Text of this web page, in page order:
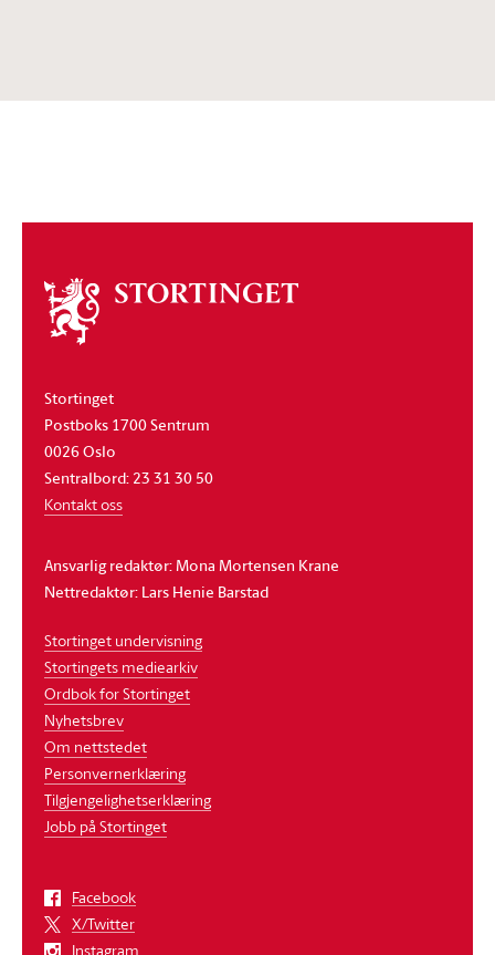
Om
stortinget
Stortinget
Postboks 1700 Sentrum
0026 Oslo
Sentralbord: 23 31 30 50
Kontakt oss
Ansvarlig redaktør: Mona Mortensen Krane
Nettredaktør: Lars Henie Barstad
Stortinget undervisning
Stortingets mediearkiv
Ordbok for Stortinget
Nyhetsbrev
Om nettstedet
Personvernerklæring
Tilgjengelighetserklæring
Jobb på Stortinget
Facebook
X/Twitter
Instagram